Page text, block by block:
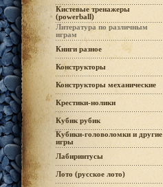
Кистевые тренажеры
(powerball)
Литература по различным
играм
Книги разное
Конструкторы
Конструкторы механические
Крестики-нолики
Кубик рубик
Кубики-головоломки и другие
игры
Лабиринтусы
Лото (русское лото)